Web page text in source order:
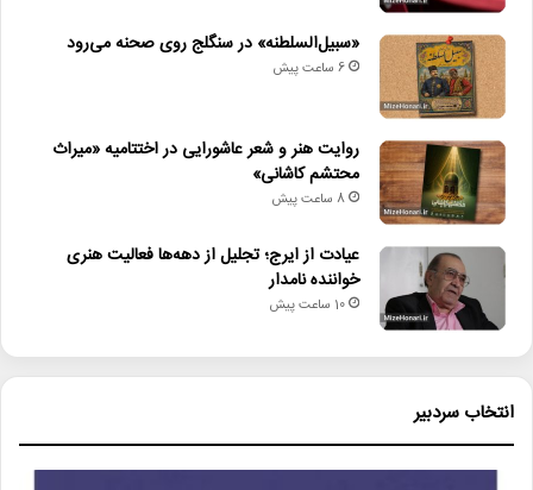
«سبیل‌السلطنه» در سنگلج روی صحنه می‌رود
6 ساعت پیش
روایت هنر و شعر عاشورایی در اختتامیه «میراث
محتشم کاشانی»
8 ساعت پیش
عیادت از ایرج؛ تجلیل از دهه‌ها فعالیت هنری
خواننده نامدار
10 ساعت پیش
انتخاب سردبیر